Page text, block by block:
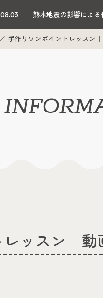
熊本地震の影響によ
手作りワンポイントレッスン
ッスン｜動